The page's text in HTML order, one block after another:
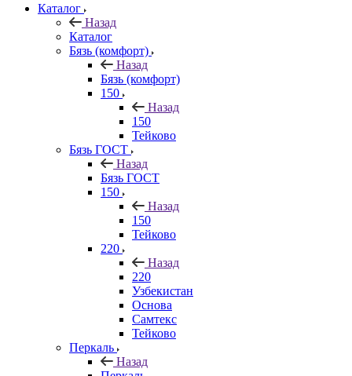
Каталог
Назад
Каталог
Бязь (комфорт)
Назад
Бязь (комфорт)
150
Назад
150
Тейково
Бязь ГОСТ
Назад
Бязь ГОСТ
150
Назад
150
Тейково
220
Назад
220
Узбекистан
Основа
Самтекс
Тейково
Перкаль
Назад